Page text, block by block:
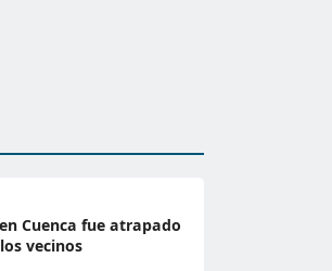
Cuenca fue atrapado
vecinos